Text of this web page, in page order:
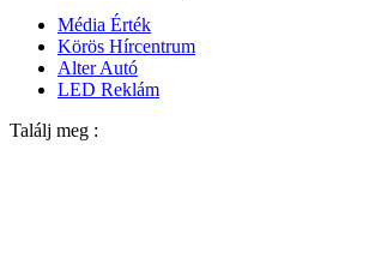
Média Érték
Körös Hírcentrum
Alter Autó
LED Reklám
Találj meg :